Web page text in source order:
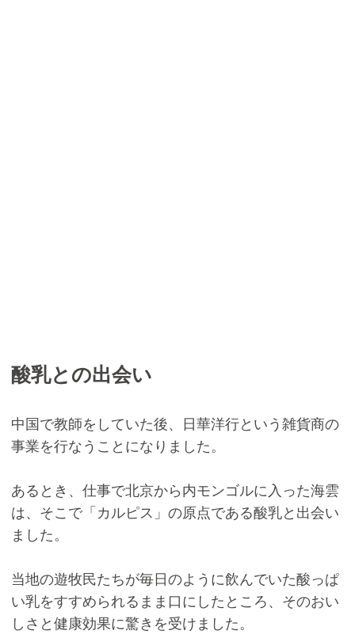
酸乳との出会い
中国で教師をしていた後、日華洋行という雑貨商の
事業を行なうことになりました。
あるとき、仕事で北京から内モンゴルに入った海雲
は、そこで「カルピス」の原点である酸乳と出会い
ました。
当地の遊牧民たちが毎日のように飲んでいた酸っぱ
い乳をすすめられるまま口にしたところ、そのおい
しさと健康効果に驚きを受けました。